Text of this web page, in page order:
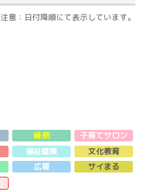
注意：日付降順にて表示しています。
縁側
子育てサロン
福祉健康
文化教育
広報
サイまる